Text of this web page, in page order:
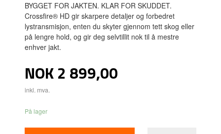
BYGGET FOR JAKTEN. KLAR FOR SKUDDET.
Crossfire® HD gir skarpere detaljer og forbedret
lystransmisjon, enten du skyter gjennom tett skog eller
på lengre hold, og gir deg selvtillit nok til å mestre
enhver jakt.
Pris
NOK2 899,00
inkl. mva.
På lager